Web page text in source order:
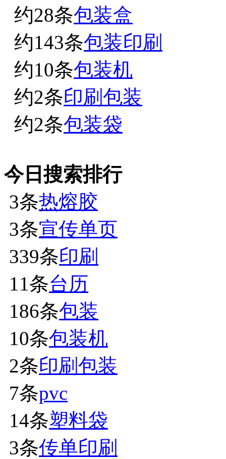
约28条包装盒
约143条包装印刷
约10条包装机
约2条印刷包装
约2条包装袋
今日搜索排行
3条热熔胶
3条宣传单页
339条印刷
11条台历
186条包装
10条包装机
2条印刷包装
7条pvc
14条塑料袋
3条传单印刷